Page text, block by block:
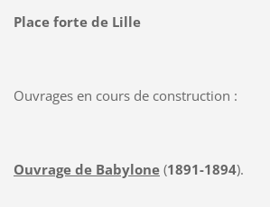
Place forte de Lille
Ouvrages en cours de construction :
Ouvrage de Babylone(1891-1894).